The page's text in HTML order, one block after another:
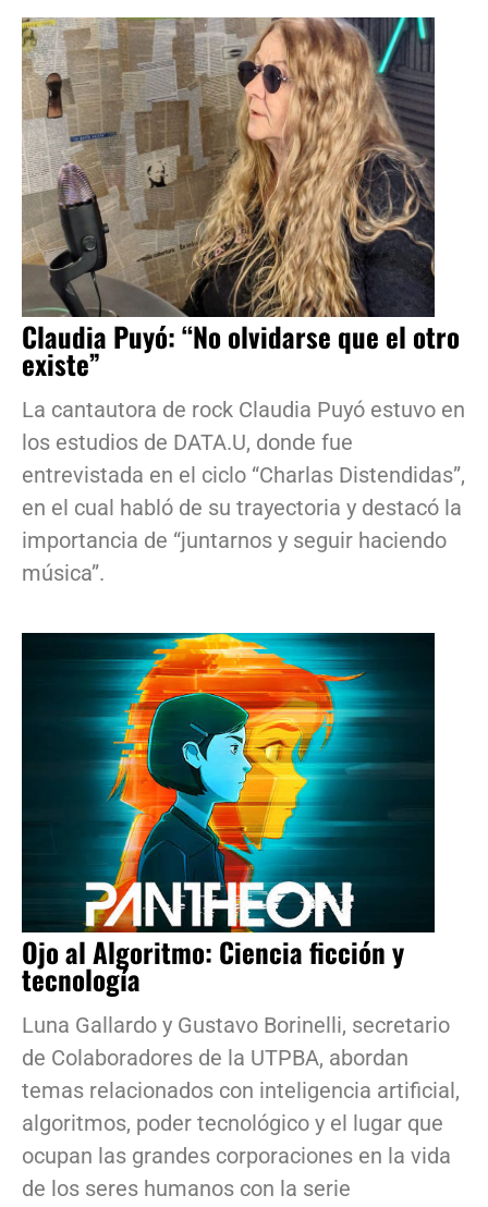
Claudia Puyó: “No olvidarse que el otro
existe”
La cantautora de rock Claudia Puyó estuvo en
los estudios de DATA.U, donde fue
entrevistada en el ciclo “Charlas Distendidas”,
en el cual habló de su trayectoria y destacó la
importancia de “juntarnos y seguir haciendo
música”.
Ojo al Algoritmo: Ciencia ficción y
tecnología
Luna Gallardo y Gustavo Borinelli, secretario
de Colaboradores de la UTPBA, abordan
temas relacionados con inteligencia artificial,
algoritmos, poder tecnológico y el lugar que
ocupan las grandes corporaciones en la vida
de los seres humanos con la serie